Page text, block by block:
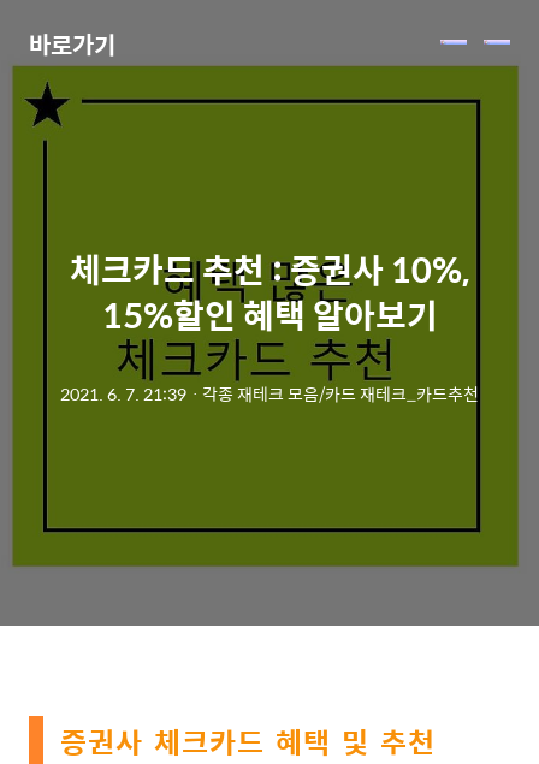
바로가기 메
뉴
체크카드 추천 : 증권사 10%,
15%할인 혜택 알아보기
2021. 6. 7. 21:39 ㆍ 각종 재테크 모음/카드 재테크_카드추천
증권사 체크카드 혜택 및 추천